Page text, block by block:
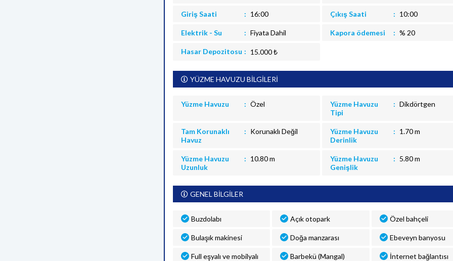
Giriş Saati 16:00 Çıkış Saati 10:00
Elektrik - Su Fiyata Dahil Kapora ödemesi % 20
Hasar Depozitosu 15.000 ₺
YÜZME HAVUZU BİLGİLERİ
Yüzme Havuzu Özel
Yüzme Havuzu
Tipi
Dikdörtgen
Tam Korunaklı
Havuz
Korunaklı Değil
Yüzme Havuzu
Derinlik
1.70 m
Yüzme Havuzu
Uzunluk
10.80 m
Yüzme Havuzu
Genişlik
5.80 m
GENEL BİLGİLER
Buzdolabı Açık otopark Özel bahçeli
Bulaşık makinesi Doğa manzarası Ebeveyn banyosu
Full eşyalı ve mobilyalı Barbekü (Mangal) İnternet bağlantısı